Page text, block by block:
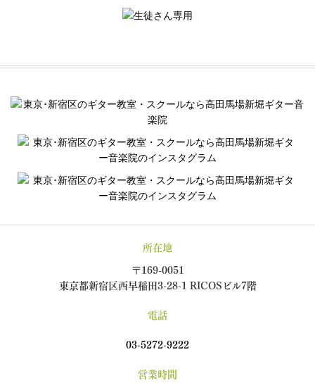
所在地
〒169-0051
東京都新宿区西早稲田3-28-1 RICOSビル7階
電話
03-5272-9222
営業時間